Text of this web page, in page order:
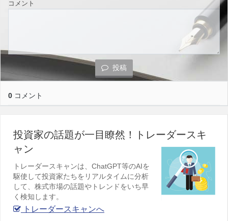
コメント
投稿
0 コメント
投資家の話題が一目瞭然！トレーダースキ
ャン
トレーダースキャンは、ChatGPT等のAIを
駆使して投資家たちをリアルタイムに分析
して、株式市場の話題やトレンドをいち早
く検知します。
トレーダースキャンへ